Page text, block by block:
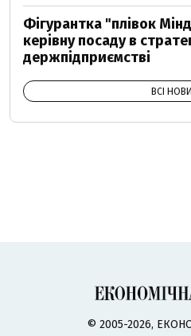
Фігурантка "плівок
керівну посаду в
держпідприємстві
ВСІ
© 2005-2026,